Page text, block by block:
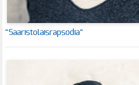
”Saaristolaisrapsodia”